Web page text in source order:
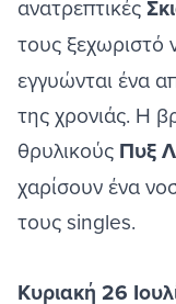
ανατρεπτικές
τους ξεχωριστό
εγγυώνται ένα
της χρονιάς. Η
θρυλικούς Πυξ
χαρίσουν ένα
τους singles.
Κυριακή 26